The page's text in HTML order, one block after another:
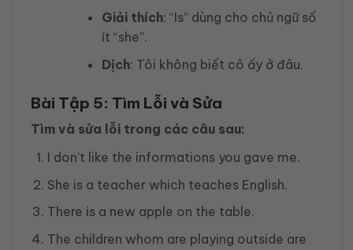
Giải thích: “Is” dùng cho chủ ngữ số
ít “she”.
Dịch: Tôi không biết cô ấy ở đâu.
Bài Tập 5: Tìm Lỗi và Sửa
Tìm và sửa lỗi trong các câu sau:
I don’t like the informations you gave me.
She is a teacher which teaches English.
There is a new apple on the table.
The children whom are playing outside are